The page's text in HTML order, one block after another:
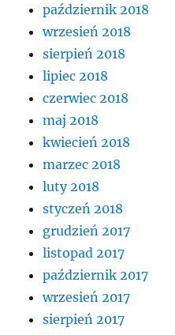
październik 2018
wrzesień 2018
sierpień 2018
lipiec 2018
czerwiec 2018
maj 2018
kwiecień 2018
marzec 2018
luty 2018
styczeń 2018
grudzień 2017
listopad 2017
październik 2017
wrzesień 2017
sierpień 2017